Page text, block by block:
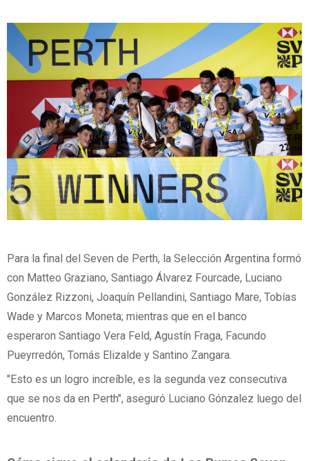
Para la final del Seven de Perth, la Selección Argentina formó
con Matteo Graziano, Santiago Álvarez Fourcade, Luciano
González Rizzoni, Joaquín Pellandini, Santiago Mare, Tobías
Wade y Marcos Moneta; mientras que en el banco
esperaron Santiago Vera Feld, Agustín Fraga, Facundo
Pueyrredón, Tomás Elizalde y Santino Zangara.
"Esto es un logro increíble, es la segunda vez consecutiva
que se nos da en Perth", aseguró Luciano Gónzalez luego del
encuentro.